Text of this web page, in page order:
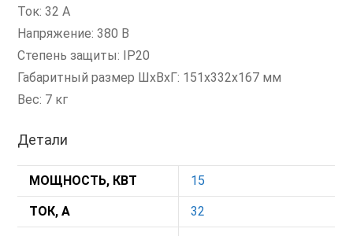
Ток: 32 А
Напряжение: 380 В
Степень защиты: IP20
Габаритный размер ШхВхГ: 151х332х167 мм
Вес: 7 кг
Детали
МОЩНОСТЬ, КВТ 15
ТОК, А 32